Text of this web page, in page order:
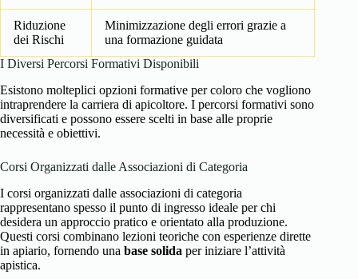
Riduzione
dei Rischi
Minimizzazione degli errori grazie a
una formazione guidata
I Diversi Percorsi Formativi Disponibili
Esistono molteplici opzioni formative per coloro che vogliono
intraprendere la carriera di apicoltore. I percorsi formativi sono
diversificati e possono essere scelti in base alle proprie
necessità e obiettivi.
Corsi Organizzati dalle Associazioni di Categoria
I corsi organizzati dalle associazioni di categoria
rappresentano spesso il punto di ingresso ideale per chi
desidera un approccio pratico e orientato alla produzione.
Questi corsi combinano lezioni teoriche con esperienze dirette
in apiario, fornendo una base solida per iniziare l’attività
apistica.